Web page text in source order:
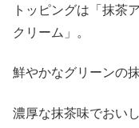
トッピングは「抹茶
クリーム」。
鮮やかなグリーンの
濃厚な抹茶味でおい